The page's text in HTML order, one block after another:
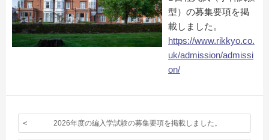
型）の募集要項を掲
載しました。
https://www.rikkyo.co.
uk/admission/admissi
on/
2026年度の編入学試験の募集要項を掲載しました。